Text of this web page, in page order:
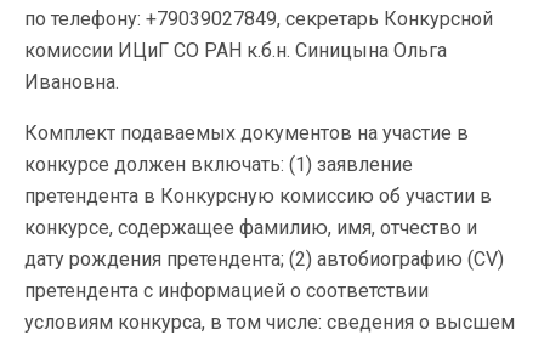
по телефону: +79039027849, секретарь Конкурсной
комиссии ИЦиГ СО РАН к.б.н. Синицына Ольга
Ивановна.
Комплект подаваемых документов на участие в
конкурсе должен включать: (1) заявление
претендента в Конкурсную комиссию об участии в
конкурсе, содержащее фамилию, имя, отчество и
дату рождения претендента; (2) автобиографию (CV)
претендента с информацией о соответствии
условиям конкурса, в том числе: сведения о высшем